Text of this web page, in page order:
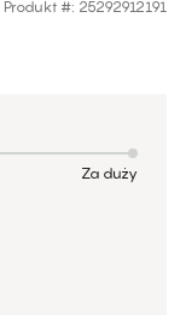
Produkt #: 25292912191
Za duży